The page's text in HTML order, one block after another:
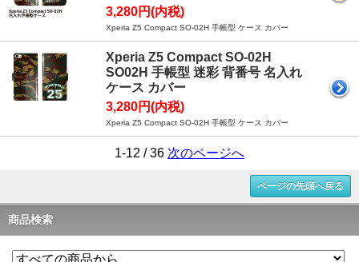
3,280円(内税)
Xperia Z5 Compact SO-02H 手帳型 ケース カバー
Xperia Z5 Compact SO-02H
SO02H 手帳型 迷彩 背番号 名入れ
ケース カバー
3,280円(内税)
Xperia Z5 Compact SO-02H 手帳型 ケース カバー
1-12 / 36 次のページへ
ページの先頭へ戻る
商品検索